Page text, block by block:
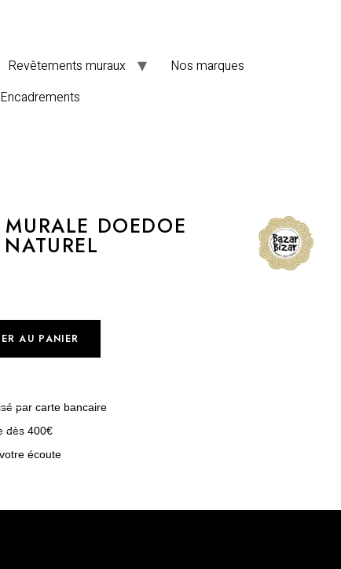
Revêtements muraux
Nos marques
DOEDOE
AU PANIER
par carte bancaire
dès 400€
écoute